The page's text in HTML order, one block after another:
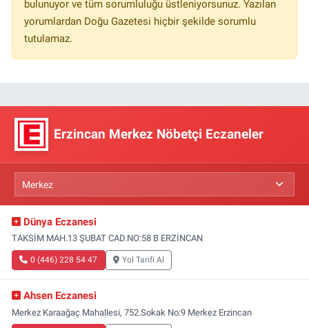
bulunuyor ve tüm sorumluluğu üstleniyorsunuz. Yazılan
yorumlardan Doğu Gazetesi hiçbir şekilde sorumlu
tutulamaz.
Erzincan Merkez Nöbetçi Eczaneler
Dünya Eczanesi
TAKSİM MAH.13 ŞUBAT CAD.NO:58 B ERZİNCAN
0 (446) 228 54 47 Yol Tarifi Al
Ahsen Eczanesi
Merkez Karaağaç Mahallesi, 752.Sokak No:9 Merkez Erzincan